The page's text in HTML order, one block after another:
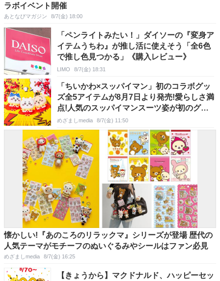
ラボイベント開催
あとなびマガジン 8/7(金) 18:00
「ペンライトみたい！」ダイソーの『変身ア
イテムうちわ』が推し活に使えそう「全6色
で推し色見つかる」《購入レビュー》
LIMO 8/7(金) 18:31
「ちいかわ×スッパイマン」初のコラボグッ
ズ全5アイテムが8月7日より発売!愛らしさ満
点!人気のスッパイマンスーツ姿が初のグッ
ズになって登場
めざましmedia 8/7(金) 11:50
懐かしい!『あのころのリラックマ』シリーズが登場 歴代の
人気テーマがモチーフのぬいぐるみやシールはファン必見
めざましmedia 8/7(金) 16:25
【きょうから】マクドナルド、ハッピーセッ